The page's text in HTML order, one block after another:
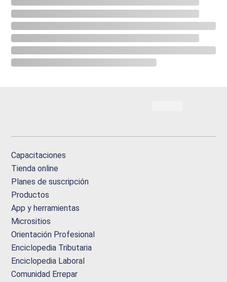
Capacitaciones
Tienda online
Planes de suscripción
Productos
App y herramientas
Micrositios
Orientación Profesional
Enciclopedia Tributaria
Enciclopedia Laboral
Comunidad Errepar